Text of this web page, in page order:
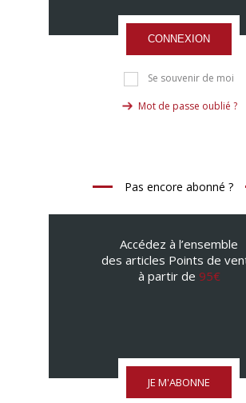
CONNEXION
Se souvenir de moi
Mot de passe oublié ?
Pas encore abonné ?
Accédez à l’ensemble
des articles Points de
à partir de 95€
JE M'ABONNE